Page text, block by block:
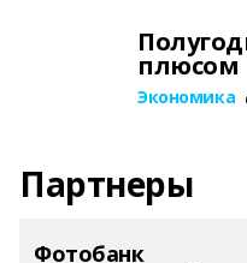
плюсом
Экономика
Партнеры
Фотобанк